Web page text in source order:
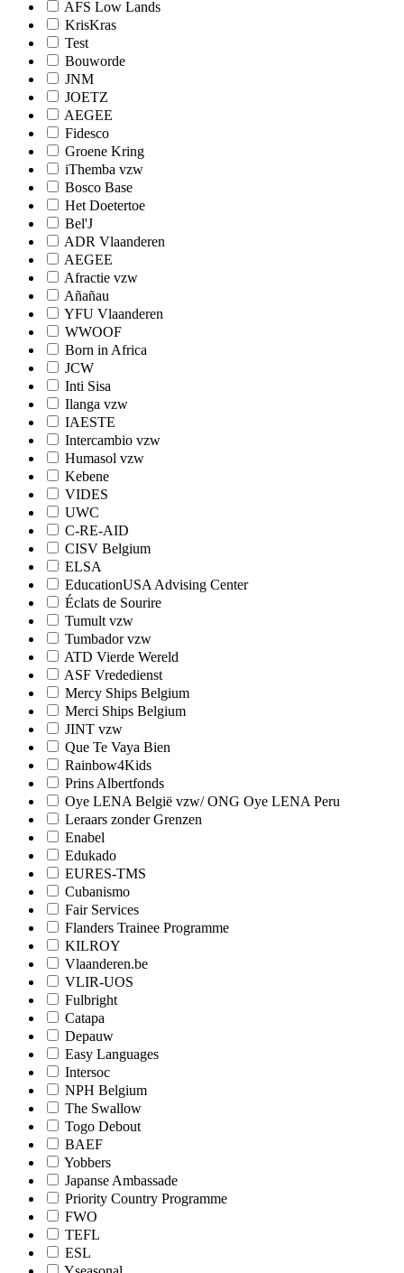
AFS Low Lands
KrisKras
Test
Bouworde
JNM
JOETZ
AEGEE
Fidesco
Groene Kring
iThemba vzw
Bosco Base
Het Doetertoe
Bel'J
ADR Vlaanderen
AEGEE
Afractie vzw
Añañau
YFU Vlaanderen
WWOOF
Born in Africa
JCW
Inti Sisa
Ilanga vzw
IAESTE
Intercambio vzw
Humasol vzw
Kebene
VIDES
UWC
C-RE-AID
CISV Belgium
ELSA
EducationUSA Advising Center
Éclats de Sourire
Tumult vzw
Tumbador vzw
ATD Vierde Wereld
ASF Vrededienst
Mercy Ships Belgium
Merci Ships Belgium
JINT vzw
Que Te Vaya Bien
Rainbow4Kids
Prins Albertfonds
Oye LENA België vzw/ ONG Oye LENA Peru
Leraars zonder Grenzen
Enabel
Edukado
EURES-TMS
Cubanismo
Fair Services
Flanders Trainee Programme
KILROY
Vlaanderen.be
VLIR-UOS
Fulbright
Catapa
Depauw
Easy Languages
Intersoc
NPH Belgium
The Swallow
Togo Debout
BAEF
Yobbers
Japanse Ambassade
Priority Country Programme
FWO
TEFL
ESL